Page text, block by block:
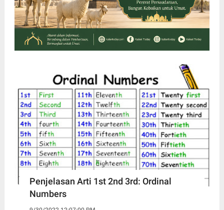
Penjelasan Arti 1st 2nd 3rd: Ordinal
Numbers